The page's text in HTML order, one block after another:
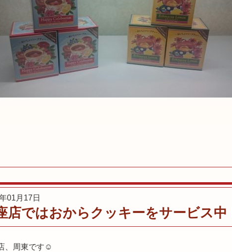
01月17日
店ではおからクッキーをサービス中
、周東です☺